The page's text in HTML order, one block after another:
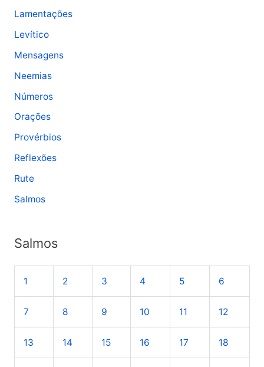
Lamentações
Levítico
Mensagens
Neemias
Números
Orações
Provérbios
Reflexões
Rute
Salmos
Salmos
1 2 3 4 5 6
7 8 9 10 11 12
13 14 15 16 17 18